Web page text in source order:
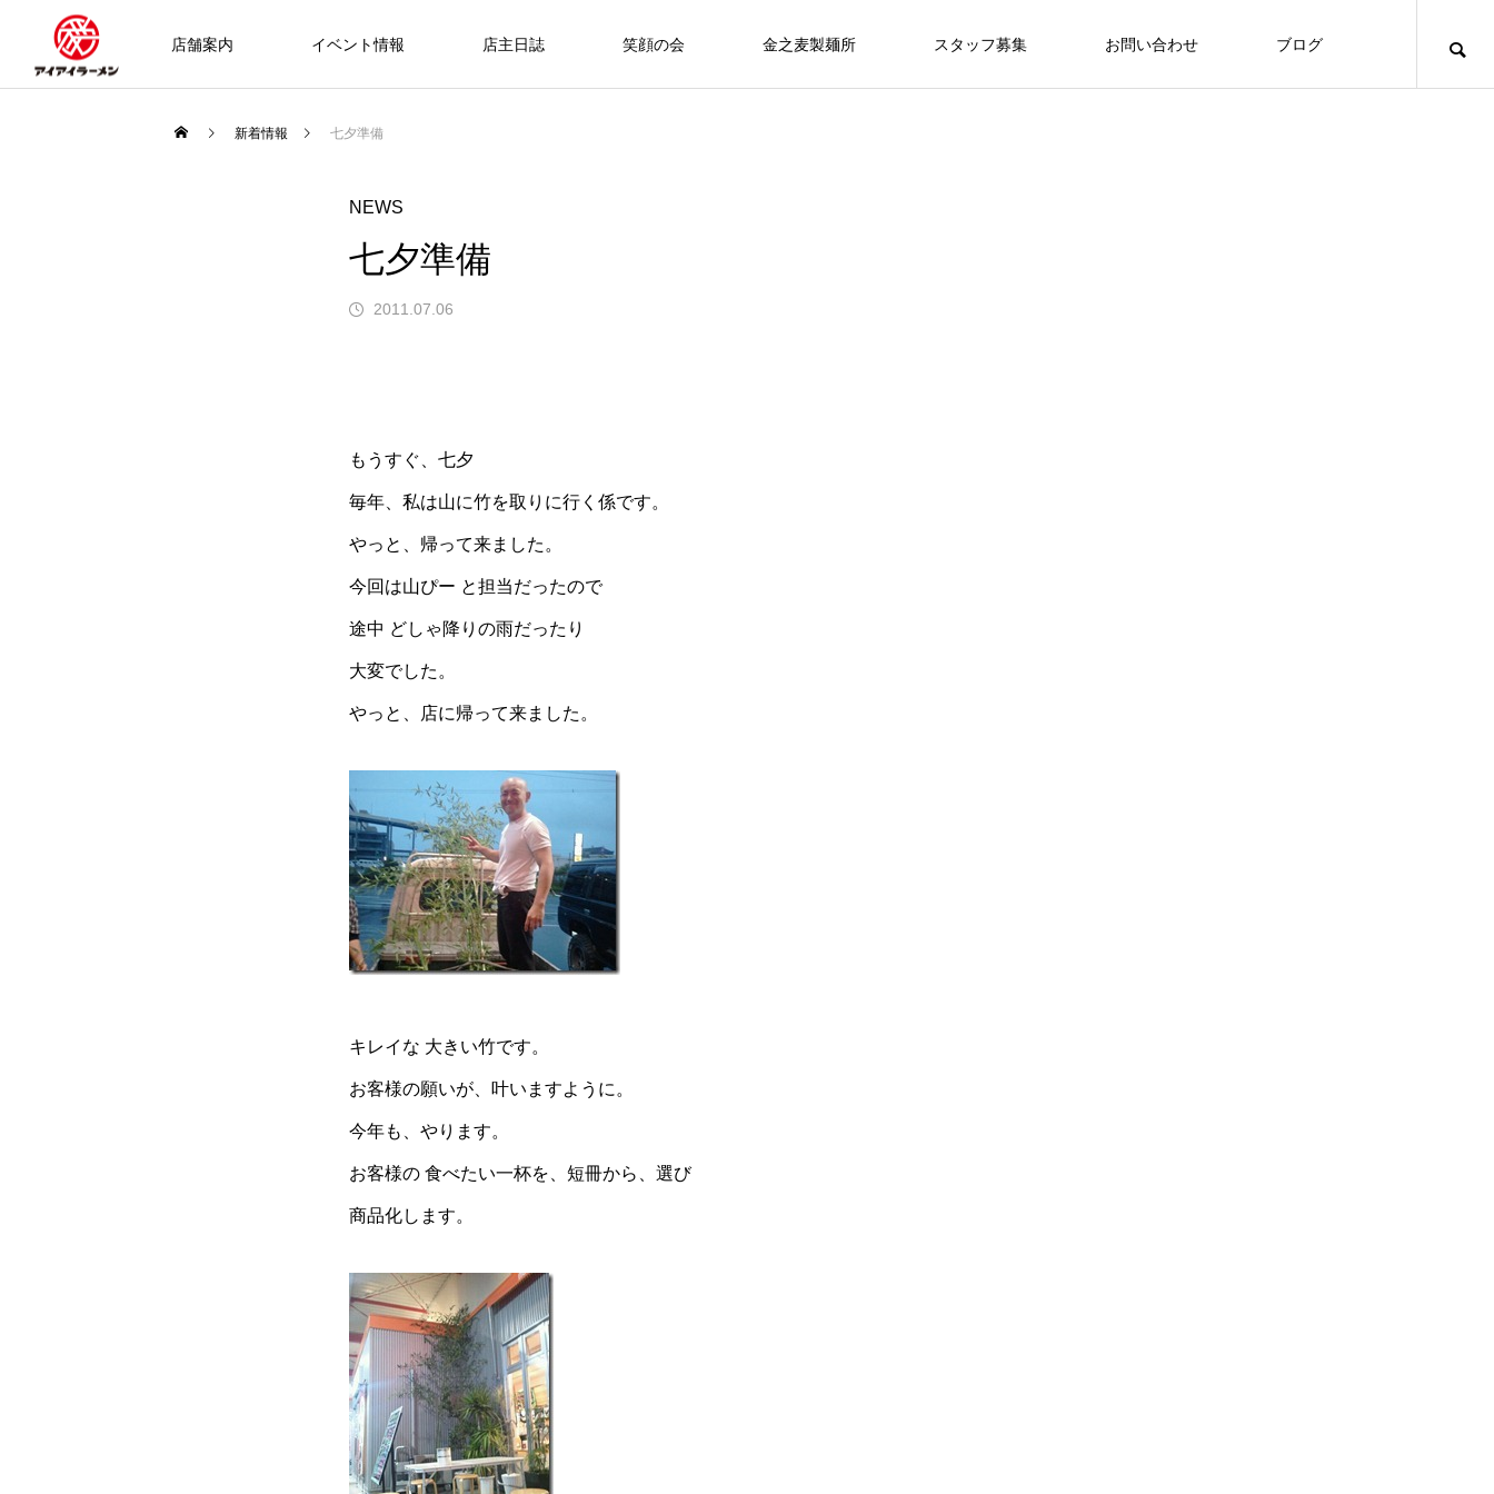
店舗案内 イベント情報 店主日誌 笑顔の会 金之麦製麺所 スタッフ募集 お問い合わせ ブログ
新着情報 七夕準備
NEWS
七夕準備
2011.07.06
もうすぐ、七夕
毎年、私は山に竹を取りに行く係です。
やっと、帰って来ました。
今回は山ぴー と担当だったので
途中 どしゃ降りの雨だったり
大変でした。
やっと、店に帰って来ました。
キレイな 大きい竹です。
お客様の願いが、叶いますように。
今年も、やります。
お客様の 食べたい一杯を、短冊から、選び
商品化します。